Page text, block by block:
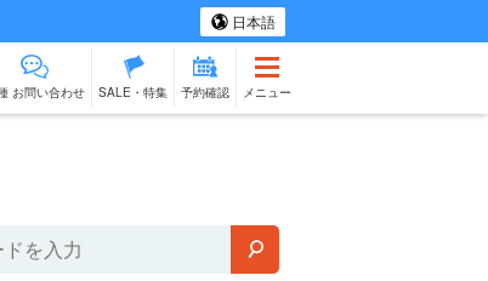
日本語
お問い合わせ SALE・特集 予約確認 メニュー
ゼーション
物販